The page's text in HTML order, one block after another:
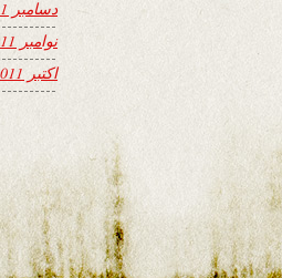
دسامبر 2011
نوامبر 2011
اکتبر 2011